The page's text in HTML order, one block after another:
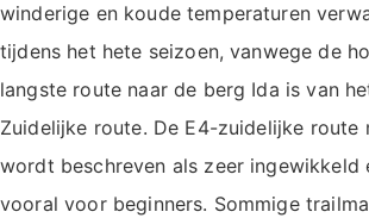
winderige en koude temperaturen
tijdens het hete seizoen, vanwege de
langste route naar de berg Ida is van
Zuidelijke route. De E4-zuidelijke route
wordt beschreven als zeer ingewikkeld
vooral voor beginners. Sommige